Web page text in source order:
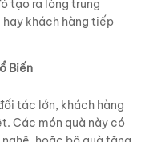
tạo ra lòng trung
khách hàng tiếp
Biến
tác lớn, khách hàng
Các món quà này có